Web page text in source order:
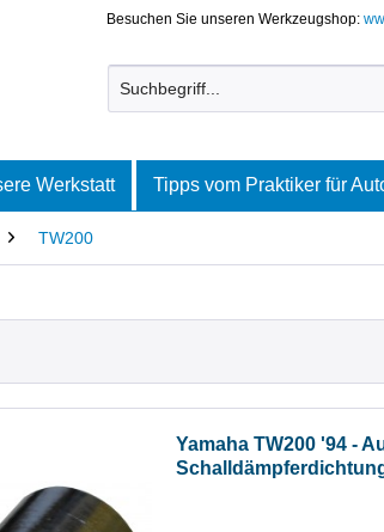
Besuchen Sie unseren Werkzeugshop:
Werkstatt Tipps vom Praktiker für
TW200
Yamaha TW200 '94 -